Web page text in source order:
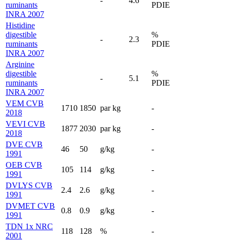
ruminants
INRA 2007
PDIE
Histidine
digestible
ruminants
INRA 2007
- 2.3
%
PDIE
Arginine
digestible
ruminants
INRA 2007
- 5.1
%
PDIE
VEM CVB
2018
1710 1850 par kg
-
VEVI CVB
2018
1877 2030 par kg
-
DVE CVB
1991
46 50 g/kg
-
OEB CVB
1991
105 114 g/kg
-
DVLYS CVB
1991
2.4 2.6 g/kg
-
DVMET CVB
1991
0.8 0.9 g/kg
-
TDN 1x NRC
2001
118 128 %
-